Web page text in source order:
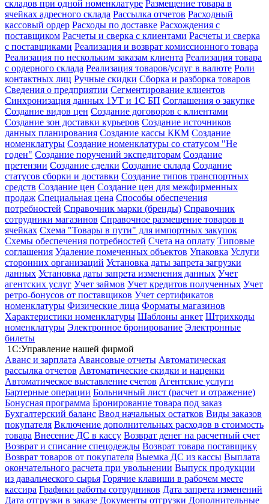
складов при одной номенклатуре Размещение товара в
ячейках адресного склада Рассылка отчетов Расходный
кассовый ордер Расходы по доставке Расхождения с
поставщиком Расчеты и сверка с клиентами Расчеты и сверка
с поставщиками Реализация и возврат комиссионного товара
Реализация по нескольким заказам клиента Реализация товара
с ордерного склада Реализация товаров/услуг в валюте Роли
контактных лиц Ручные скидки Сборка и разборка товаров
Сведения о предприятии Сегментирование клиентов
Синхронизация данных 1УТ и 1С БП Соглашения о закупке
Создание видов цен Создание договоров с клиентами
Создание зон доставки курьеров Создание источников
данных планирования Создание кассы ККМ Создание
номенклатуры Создание номенклатуры со статусом "Не
годен" Создание поручений экспедиторам Создание
претензии Создание сделки Создание склада Создание
статусов сборки и доставки Создание типов транспортных
средств Создание цен Создание цен для межфирменных
продаж Специальная цена Способы обеспечения
потребностей Справочник марки (бренды) Справочник
сотрудники магазинов Справочное размещение товаров в
ячейках Схема "Товары в пути" для импортных закупок
Схемы обеспечения потребностей Счета на оплату Типовые
соглашения Удаление помеченных объектов Упаковка Услуги
сторонних организаций Установка даты запрета загрузки
данных Установка даты запрета изменения данных Учет
агентских услуг Учет займов Учет кредитов полученных Учет
ретро-бонусов от поставщиков Учет сертификатов
номенклатуры Физические лица Форматы магазинов
Характеристики номенклатуры Шаблоны анкет Штрихкоды
номенклатуры Электронное бронирование Электронные
билеты
1С:Управление нашей фирмой
Аванс и зарплата Авансовые отчеты Автоматическая
рассылка отчетов Автоматические скидки и наценки
Автоматическое выставление счетов Агентские услуги
Бартерные операции Больничный лист (расчет и отражение)
Бонусная программа Бронирование товара под заказ
Бухгалтерский баланс Ввод начальных остатков Виды заказов
покупателя Включение дополнительных расходов в стоимость
товара Внесение ДС в кассу Возврат денег на расчетный счет
Возврат и списание спецодежды Возврат товара поставщику
Возврат товаров от покупателя Выемка ДС из кассы Выплата
окончательного расчета при увольнении Выпуск продукции
из давальческого сырья Горячие клавиши в рабочем месте
кассира Графики работы сотрудников Дата запрета изменений
Дата отгрузки в заказе Документы отгрузки Дополнительные